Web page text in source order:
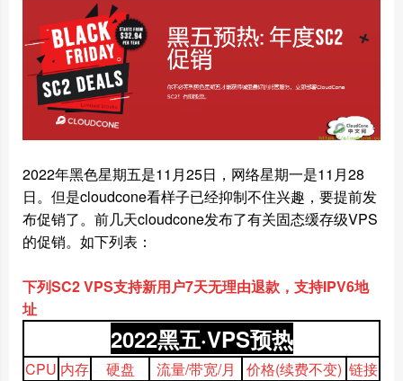
2022年黑色星期五是11月25日，网络星期一是11月28
日。但是cloudcone看样子已经抑制不住兴趣，要提前发
布促销了。前几天cloudcone发布了有关固态缓存级VPS
的促销。如下列表：
下列SC2 VPS支持新用户7天无理由退款，支持IPV6地
址
2022黑五·VPS预热
CPU 内存 硬盘 流量/带宽/月 价格(续费不变) 链接